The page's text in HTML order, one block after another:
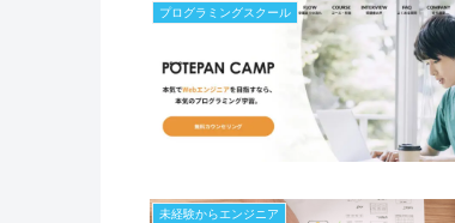
プログラミングスクール
未経験からエンジニア